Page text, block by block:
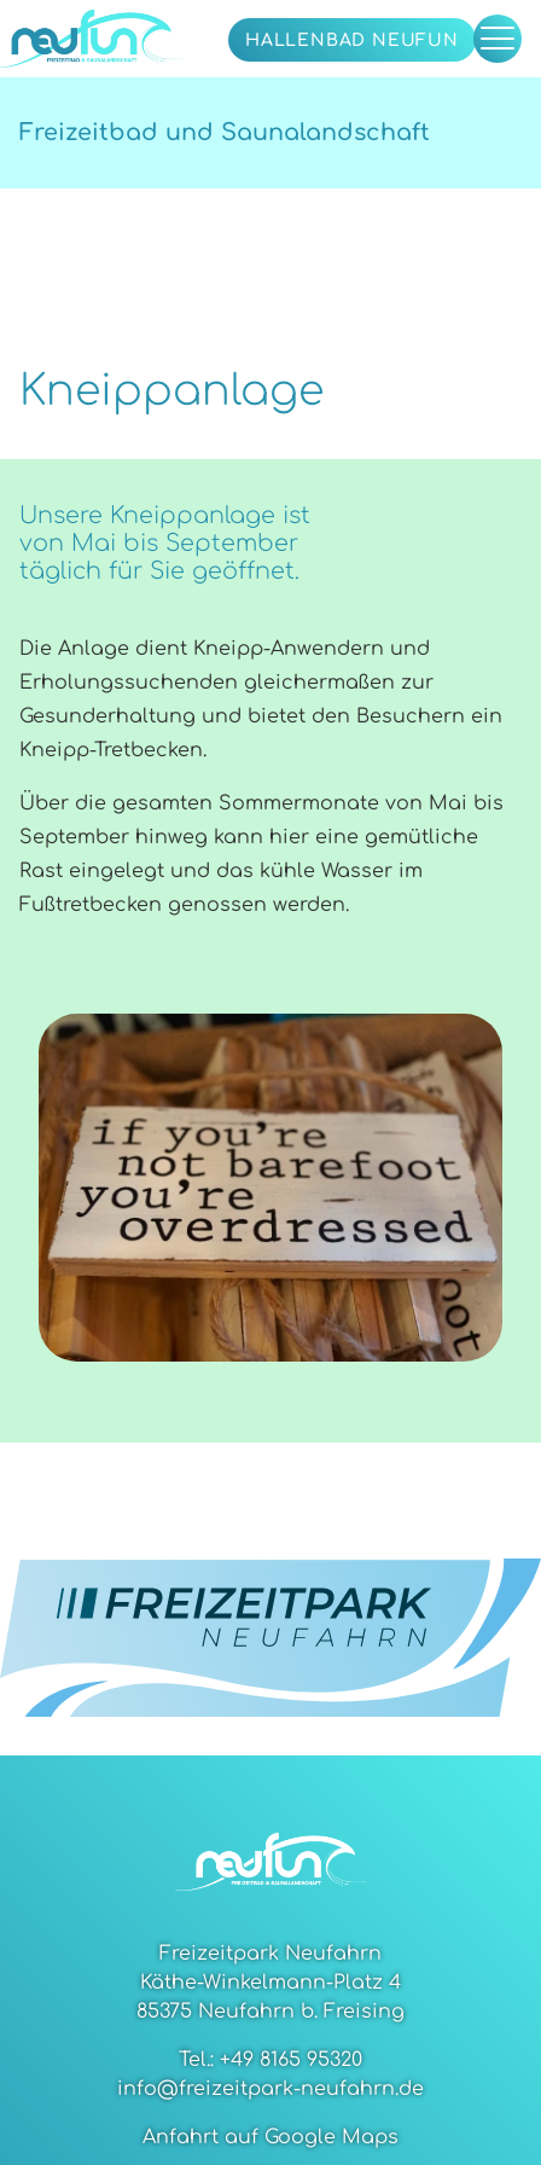
HALLENBAD NEUFUN
Freizeitbad und Saunalandschaft
Kneippanlage
Unsere Kneippanlage ist
von Mai bis September
täglich für Sie geöffnet.
​Die Anlage dient Kneipp-Anwendern und
Erholungssuchenden gleichermaßen zur
Gesunderhaltung und bietet den Besuchern ein
Kneipp-Tretbecken.
​Über die gesamten Sommermonate von Mai bis
September hinweg kann hier eine gemütliche
Rast eingelegt und das kühle Wasser im
Fußtretbecken genossen werden.
Freizeitpark Neufahrn
Käthe-Winkelmann-Platz 4
85375 Neufahrn b. Freising
Tel.: +49 8165 95320
info@freizeitpark-neufahrn.de
Anfahrt auf Google Maps